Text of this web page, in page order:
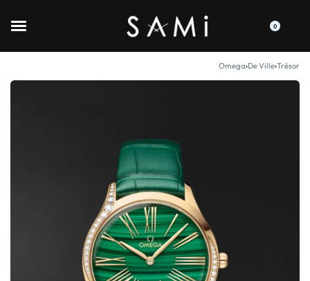
0
Omega›De Ville›Trésor